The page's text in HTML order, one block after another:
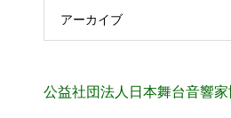
アーカイブ
公益社団法人日本舞台音響家